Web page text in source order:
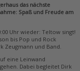
das nächste
Spaß und Freude am
Uhr wieder: Teltow singt!
bis Pop und Rock
Zeugmann und Band.
eine Leinwand
Dabei begleitet Dirk